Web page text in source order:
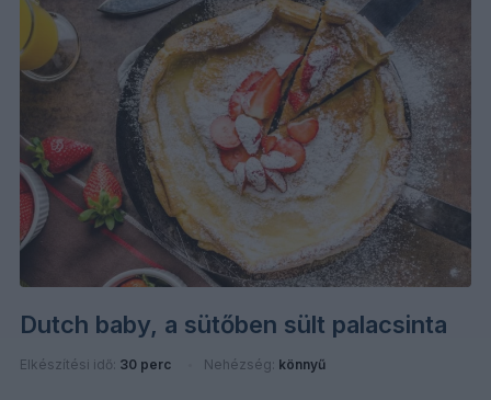
Dutch baby, a sütőben sült palacsinta
Elkészítési idő: 30 perc Nehézség: könnyű